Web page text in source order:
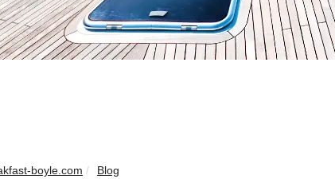
boyle.com Blog